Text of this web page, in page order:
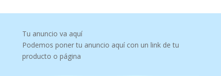
Tu anuncio va aquí
Podemos poner tu anuncio aquí con un link de tu
producto o página